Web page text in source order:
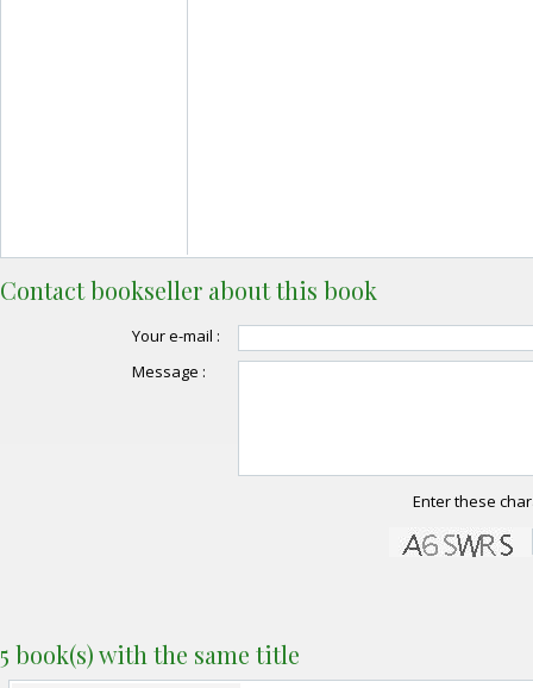
Contact bookseller about this book
Your e-mail :
Message :
Enter these
5 book(s) with the same title